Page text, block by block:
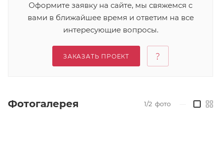
Оформите заявку на сайте, мы свяжемся с
вами в ближайшее время и ответим на все
интересующие вопросы.
ЗАКАЗАТЬ ПРОЕКТ
Фотогалерея 1/2 фото